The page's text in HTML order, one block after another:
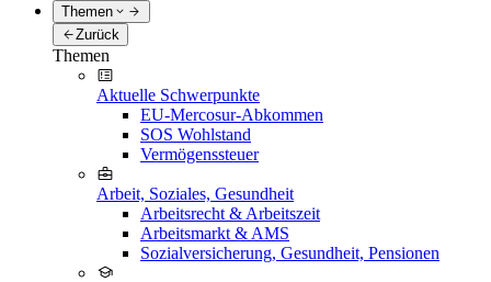
Themen
Zurück
Themen
Aktuelle Schwerpunkte
EU-Mercosur-Abkommen
SOS Wohlstand
Vermögenssteuer
Arbeit, Soziales, Gesundheit
Arbeitsrecht & Arbeitszeit
Arbeitsmarkt & AMS
Sozialversicherung, Gesundheit, Pensionen